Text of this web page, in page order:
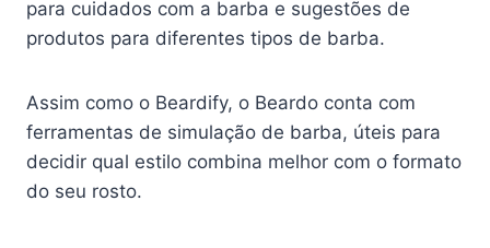
para cuidados com a barba e sugestões de
produtos para diferentes tipos de barba.
Assim como o Beardify, o Beardo conta com
ferramentas de simulação de barba, úteis para
decidir qual estilo combina melhor com o formato
do seu rosto.